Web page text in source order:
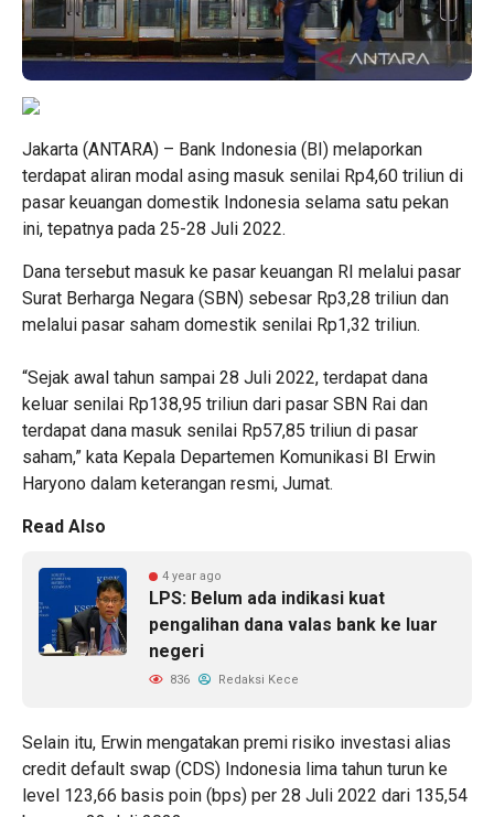
Jakarta (ANTARA) – Bank Indonesia (BI) melaporkan
terdapat aliran modal asing masuk senilai Rp4,60 triliun di
pasar keuangan domestik Indonesia selama satu pekan
ini, tepatnya pada 25-28 Juli 2022.
Dana tersebut masuk ke pasar keuangan RI melalui pasar
Surat Berharga Negara (SBN) sebesar Rp3,28 triliun dan
melalui pasar saham domestik senilai Rp1,32 triliun.
“Sejak awal tahun sampai 28 Juli 2022, terdapat dana
keluar senilai Rp138,95 triliun dari pasar SBN Rai dan
terdapat dana masuk senilai Rp57,85 triliun di pasar
saham,” kata Kepala Departemen Komunikasi BI Erwin
Haryono dalam keterangan resmi, Jumat.
Read Also
4 year ago
LPS: Belum ada indikasi kuat
pengalihan dana valas bank ke luar
negeri
836 Redaksi Kece
Selain itu, Erwin mengatakan premi risiko investasi alias
credit default swap (CDS) Indonesia lima tahun turun ke
level 123,66 basis poin (bps) per 28 Juli 2022 dari 135,54